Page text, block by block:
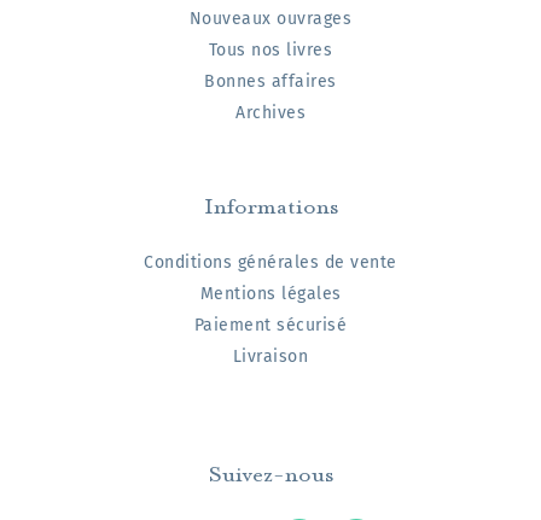
Nouveaux ouvrages
Tous nos livres
Bonnes affaires
Archives
Informations
Conditions générales de vente
Mentions légales
Paiement sécurisé
Livraison
Suivez-nous